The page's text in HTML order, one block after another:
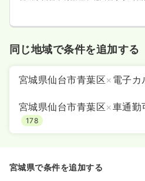
同じ地域で条件を追加する
宮城県仙台市青葉区× 電子カ
宮城県仙台市青葉区×車通勤
178
宮城県で条件を追加する